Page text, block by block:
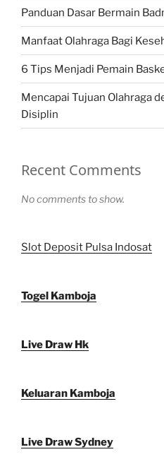
Panduan Dasar Bermain
Manfaat Olahraga Bagi
6 Tips Menjadi Pemain
Mencapai Tujuan Olahraga
Disiplin
Recent Comments
No comments to show.
Slot Deposit Pulsa Indosat
Togel Kamboja
Live Draw Hk
Keluaran Kamboja
Live Draw Sydney